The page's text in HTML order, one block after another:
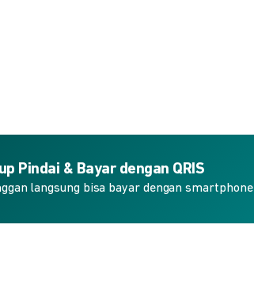
Pindai & Bayar dengan QRIS
langsung bisa bayar dengan smartphone